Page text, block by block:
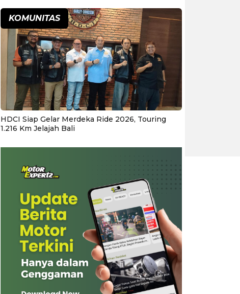
KOMUNITAS
HDCI Siap Gelar Merdeka Ride 2026, Touring
1.216 Km Jelajah Bali